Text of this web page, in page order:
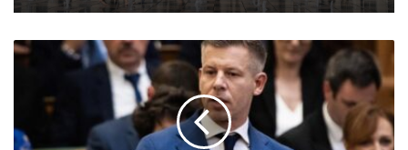
Szegeden is pokoli a hőség,
országszerte 40 fokot mértek – itt a
legfrissebb beszámoló a
hőséghelyzetről